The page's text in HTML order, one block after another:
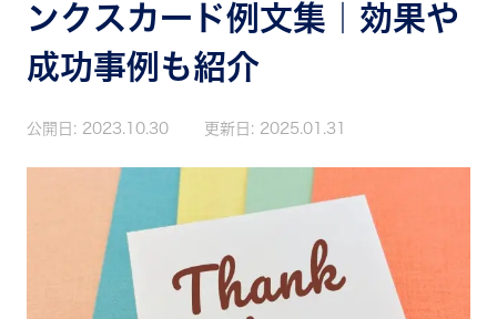
ンクスカード例文集｜効果や
成功事例も紹介
公開日: 2023.10.30 更新日: 2025.01.31